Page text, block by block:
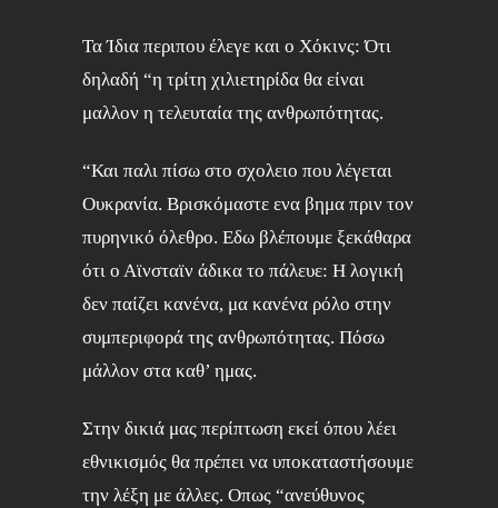
Τα Ίδια περιπου έλεγε και ο Χόκινς: Ότι
δηλαδή “η τρίτη χιλιετηρίδα θα είναι
μαλλον η τελευταία της ανθρωπότητας.
“Και παλι πίσω στο σχολειο που λέγεται
Ουκρανία. Βρισκόμαστε ενα βημα πριν τον
πυρηνικό όλεθρο. Εδω βλέπουμε ξεκάθαρα
ότι ο Αϊνσταϊν άδικα το πάλευε: Η λογική
δεν παίζει κανένα, μα κανένα ρόλο στην
συμπεριφορά της ανθρωπότητας. Πόσω
μάλλον στα καθ’ ημας.
Στην δικιά μας περίπτωση εκεί όπου λέει
εθνικισμός θα πρέπει να υποκαταστήσουμε
την λέξη με άλλες. Οπως “ανεύθυνος